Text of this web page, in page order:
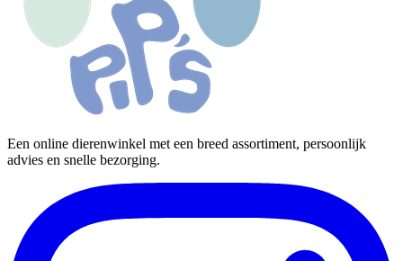
Een online dierenwinkel met een breed assortiment, persoonlijk
advies en snelle bezorging.